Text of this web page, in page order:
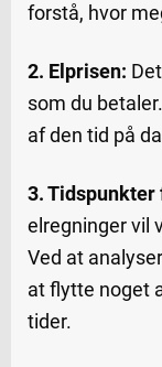
forstå, hvor
2. Elprisen:
som du
af den tid på
3. Tidspunkter
elregninger vil
Ved at
at flytte noget
tider.